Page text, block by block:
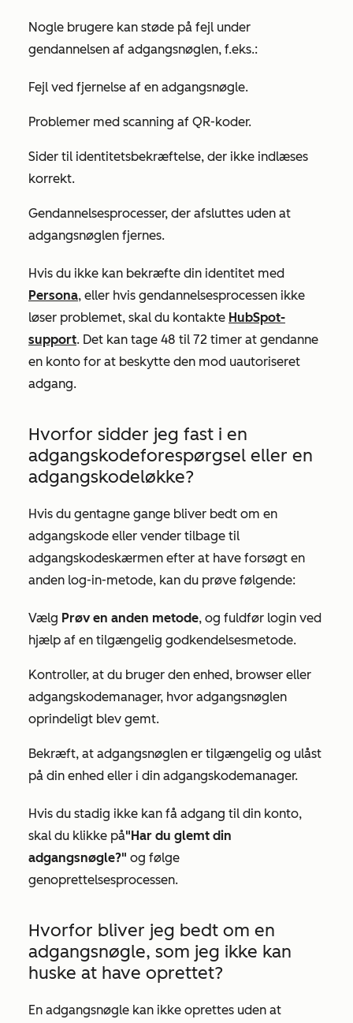
Nogle brugere kan støde på fejl under
gendannelsen af adgangsnøglen, f.eks.:
Fejl ved fjernelse af en adgangsnøgle.
Problemer med scanning af QR-koder.
Sider til identitetsbekræftelse, der ikke indlæses
korrekt.
Gendannelsesprocesser, der afsluttes uden at
adgangsnøglen fjernes.
Hvis du ikke kan bekræfte din identitet med
Persona, eller hvis gendannelsesprocessen ikke
løser problemet, skal du kontakte HubSpot-
support. Det kan tage 48 til 72 timer at gendanne
en konto for at beskytte den mod uautoriseret
adgang.
Hvorfor sidder jeg fast i en
adgangskodeforespørgsel eller en
adgangskodeløkke?
Hvis du gentagne gange bliver bedt om en
adgangskode eller vender tilbage til
adgangskodeskærmen efter at have forsøgt en
anden log-in-metode, kan du prøve følgende:
Vælg Prøv en anden metode, og fuldfør login ved
hjælp af en tilgængelig godkendelsesmetode.
Kontroller, at du bruger den enhed, browser eller
adgangskodemanager, hvor adgangsnøglen
oprindeligt blev gemt.
Bekræft, at adgangsnøglen er tilgængelig og ulåst
på din enhed eller i din adgangskodemanager.
Hvis du stadig ikke kan få adgang til din konto,
skal du klikke på"Har du glemt din
adgangsnøgle?" og følge
genoprettelsesprocessen.
Hvorfor bliver jeg bedt om en
adgangsnøgle, som jeg ikke kan
huske at have oprettet?
En adgangsnøgle kan ikke oprettes uden at